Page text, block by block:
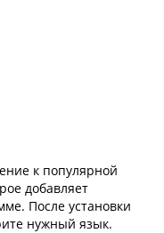
к популярной
добавляет
После установки
нужный язык.